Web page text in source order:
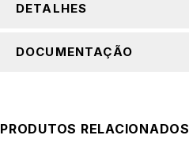
DETALHES
DOCUMENTAÇÃO
PRODUTOS RELACIONADOS